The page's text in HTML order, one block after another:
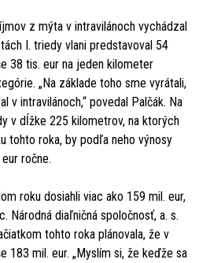
z mýta v intravilánoch vychádzal
I. triedy vlani predstavoval 54
38 tis. eur na jeden kilometer
„Na základe toho sme vyrátali,
intravilánoch,“ povedal Palčák. Na
v dĺžke 225 kilometrov, na ktorých
tohto roka, by podľa neho výnosy
ročne.
roku dosiahli viac ako 159 mil. eur,
Národná diaľničná spoločnosť, a. s.
tohto roka plánovala, že v
183 mil. eur. „Myslím si, že keďže sa